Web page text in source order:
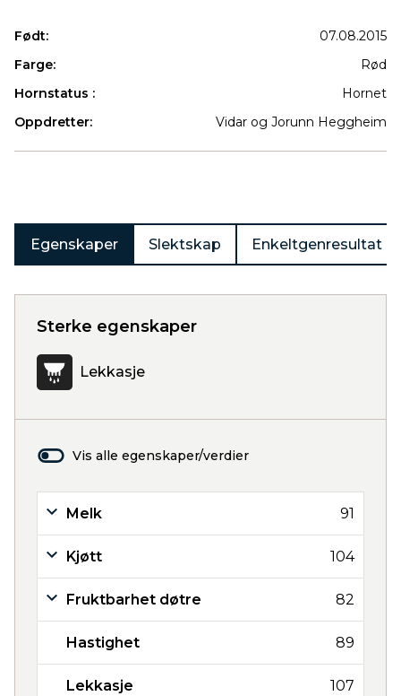
Født:
07.08.2015
Farge:
Rød
Hornstatus :
Hornet
Oppdretter:
Vidar og Jorunn Heggheim
Egenskaper Slektskap Enkeltgenresultat
Sterke egenskaper
Lekkasje
Vis alle egenskaper/verdier
Melk 91
Kjøtt 104
Fruktbarhet døtre 82
Hastighet 89
Lekkasje 107